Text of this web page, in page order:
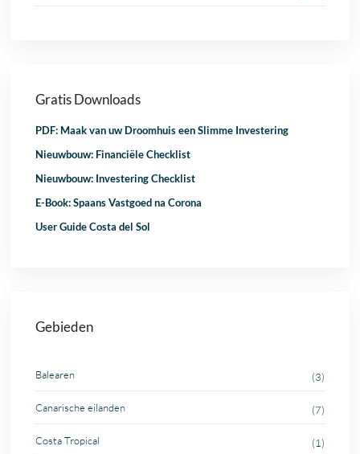
Gratis Downloads
PDF: Maak van uw Droomhuis een Slimme Investering
Nieuwbouw: Financiële Checklist
Nieuwbouw: Investering Checklist
E-Book: Spaans Vastgoed na Corona
User Guide Costa del Sol
Gebieden
Balearen (3)
Canarische eilanden (7)
Costa Tropical (1)